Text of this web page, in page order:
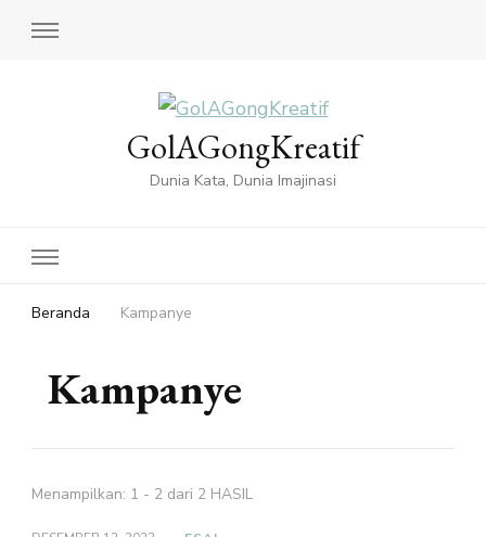
GolAGongKreatif
Dunia Kata, Dunia Imajinasi
Beranda Kampanye
Kampanye
Menampilkan: 1 - 2 dari 2 HASIL